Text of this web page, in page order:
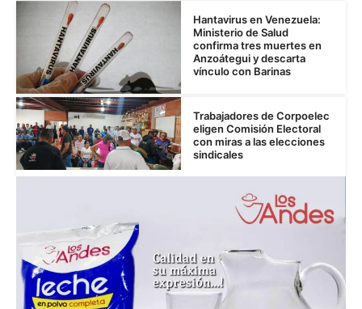
Hantavirus en Venezuela:
Ministerio de Salud
confirma tres muertes en
Anzoátegui y descarta
vínculo con Barinas
Trabajadores de Corpoelec
eligen Comisión Electoral
con miras a las elecciones
sindicales